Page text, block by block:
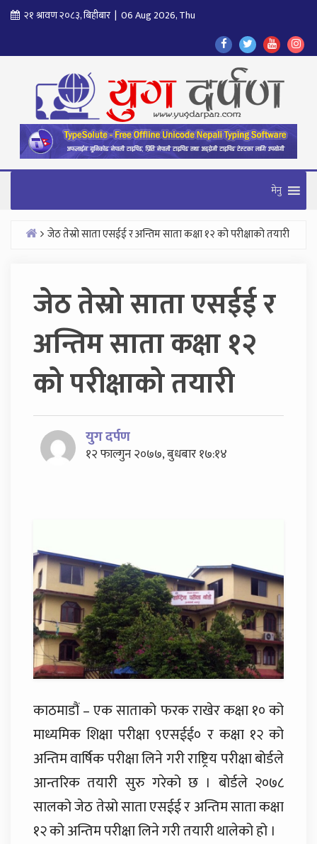
Skip २१ श्रावण २०८३, बिहीबार | 06 Aug 2026, Thu
Find
Us
On
Facebook
Find
Us
On
Twitter
Find
Us
On
Youtube
Us
मेनु
जेठ तेस्रो साता एसईई र अन्तिम साता कक्षा १२ को परीक्षाको तयारी
जेठ तेस्रो साता एसईई र
अन्तिम साता कक्षा १२
को परीक्षाको तयारी
युग दर्पण
१२ फाल्गुन २०७७, बुधबार १७:१४
काठमाडौं – एक साताको फरक राखेर कक्षा १० को
माध्यमिक शिक्षा परीक्षा ९एसईई० र कक्षा १२ को
अन्तिम वार्षिक परीक्षा लिने गरी राष्ट्रिय परीक्षा बोर्डले
आन्तरिक तयारी सुरु गरेको छ । बोर्डले २०७८
सालको जेठ तेस्रो साता एसईई र अन्तिम साता कक्षा
१२ को अन्तिम परीक्षा लिने गरी तयारी थालेको हो ।